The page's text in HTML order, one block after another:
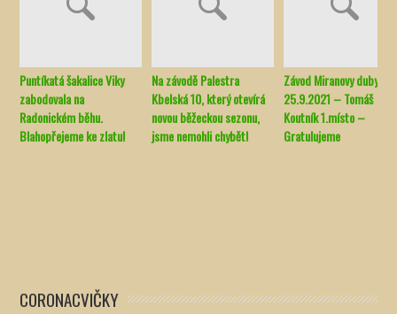
Puntíkatá šakalice Viky
zabodovala na
Radonickém běhu.
Blahopřejeme ke zlatu!
Na závodě Palestra
Kbelská 10, který otevírá
novou běžeckou sezonu,
jsme nemohli chybět!
Závod Miranovy duby
25.9.2021 – Tomáš
Koutník 1.místo –
Gratulujeme
CORONACVIČKY